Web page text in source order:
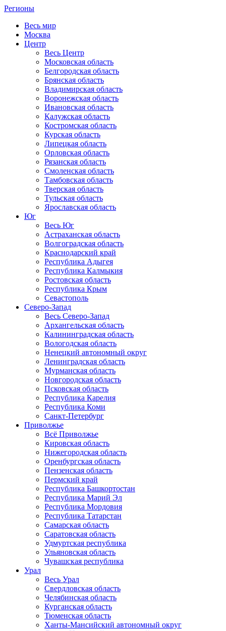
Регионы
Весь мир
Москва
Центр
Весь Центр
Московская область
Белгородская область
Брянская область
Владимирская область
Воронежская область
Ивановская область
Калужская область
Костромская область
Курская область
Липецкая область
Орловская область
Рязанская область
Смоленская область
Тамбовская область
Тверская область
Тульская область
Ярославская область
Юг
Весь Юг
Астраханская область
Волгоградская область
Краснодарский край
Республика Адыгея
Республика Калмыкия
Ростовская область
Республика Крым
Севастополь
Северо-Запад
Весь Северо-Запад
Архангельская область
Калининградская область
Вологодская область
Ненецкий автономный округ
Ленинградская область
Мурманская область
Новгородская область
Псковская область
Республика Карелия
Республика Коми
Санкт-Петербург
Приволжье
Всё Приволжье
Кировская область
Нижегородская область
Оренбургская область
Пензенская область
Пермский край
Республика Башкортостан
Республика Марий Эл
Республика Мордовия
Республика Татарстан
Самарская область
Саратовская область
Удмуртская республика
Ульяновская область
Чувашская республика
Урал
Весь Урал
Свердловская область
Челябинская область
Курганская область
Тюменская область
Ханты-Мансийский автономный округ